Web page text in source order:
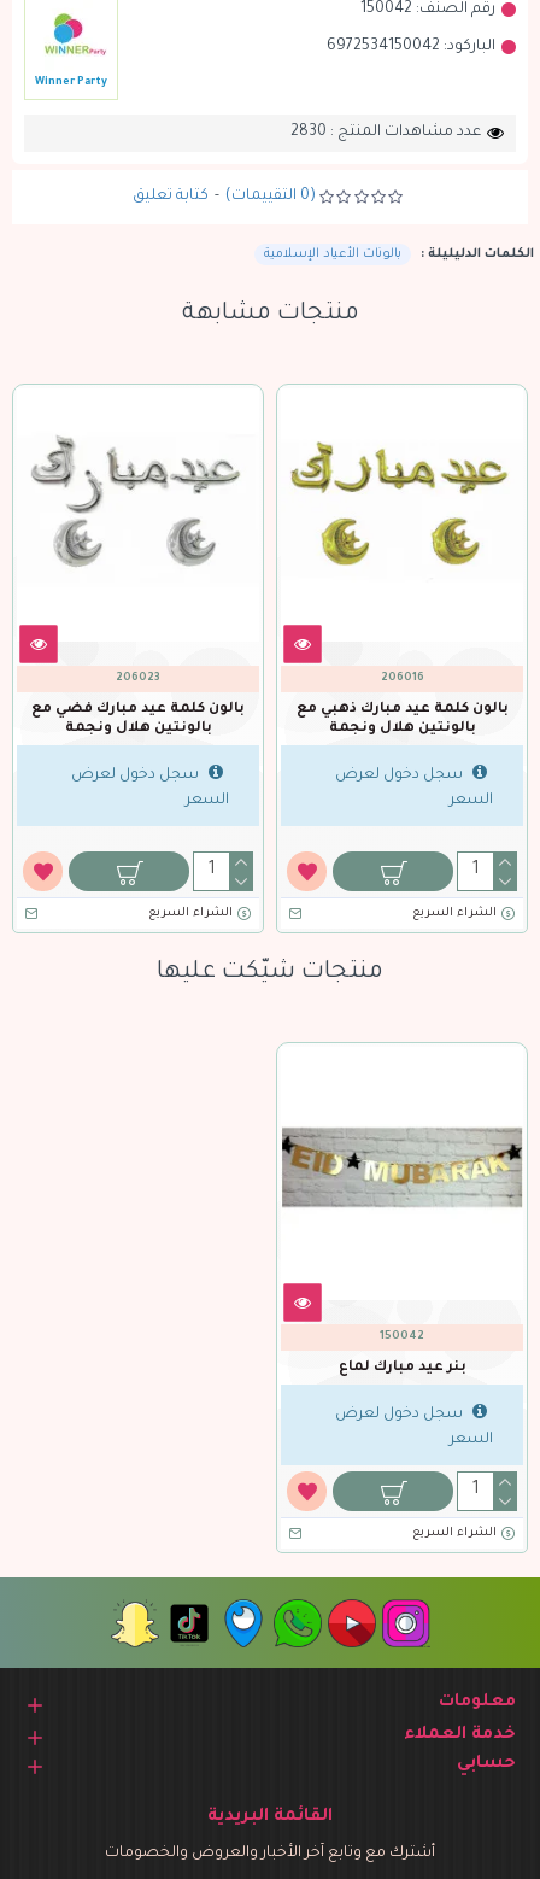
رقم الصنف: 150042
الباركود: 6972534150042
Winner Party
عدد مشاهدات المنتج : 2830
(0 التقييمات) - كتابة تعليق
الكلمات الدليليلة : بالونات الأعياد الإسلامية
منتجات مشابهة
206023
كلمة عيد مبارك فضي مع
بالونتين هلال ونجمة
سجل دخول لعرض
السعر
الشراء السريع
بالون خروف العيد 34 إنش
منتجات شيّكت عليها
150042
بنر عيد مبارك لماع
سجل دخول لعرض
السعر
الشراء السريع
معلومات
خدمة العملاء
حسابي
القائمة البريدية
أشترك مع وتابع آخر الأخبار والعروض والخصومات